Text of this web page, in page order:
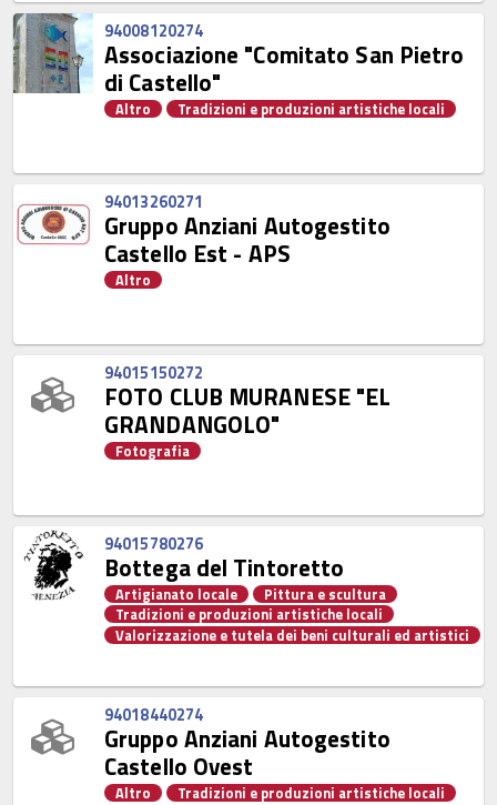
94008120274
Associazione "Comitato San Pietro
di Castello"
Altro Tradizioni e produzioni artistiche locali
94013260271
Gruppo Anziani Autogestito
Castello Est - APS
Altro
94015150272
FOTO CLUB MURANESE "EL
GRANDANGOLO"
Fotografia
94015780276
Bottega del Tintoretto
Artigianato locale
Pittura e scultura
Tradizioni e produzioni artistiche locali
Valorizzazione e tutela dei beni culturali ed artistici
94018440274
Gruppo Anziani Autogestito
Castello Ovest
Altro Tradizioni e produzioni artistiche locali